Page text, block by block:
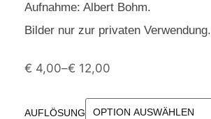
Aufnahme: Albert Bohm.
Bilder nur zur privaten Verwendung.
€ 4,00–€ 12,00
AUFLÖSUNG